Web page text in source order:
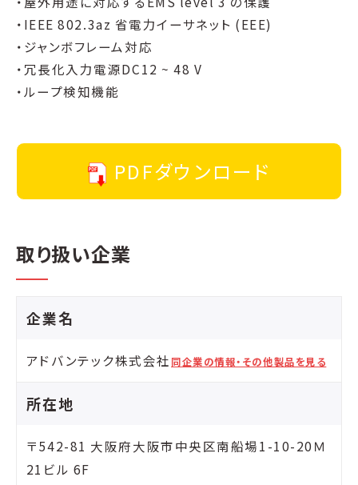
・IEEE 802.3az 省電力イーサネット (EEE)
・ジャンボフレーム対応
・冗長化入力電源DC12 ~ 48 V
・ループ検知機能
PDFダウンロード
取り扱い企業
企業名
アドバンテック株式会社 同企業の情報・その他製品を見る
所在地
〒542-81 大阪府大阪市中央区南船場1-10-20Ｍ
21ビル 6F